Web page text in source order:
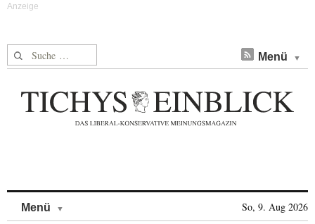
Suche nach: Menü
Menü So, 9. Aug 2026